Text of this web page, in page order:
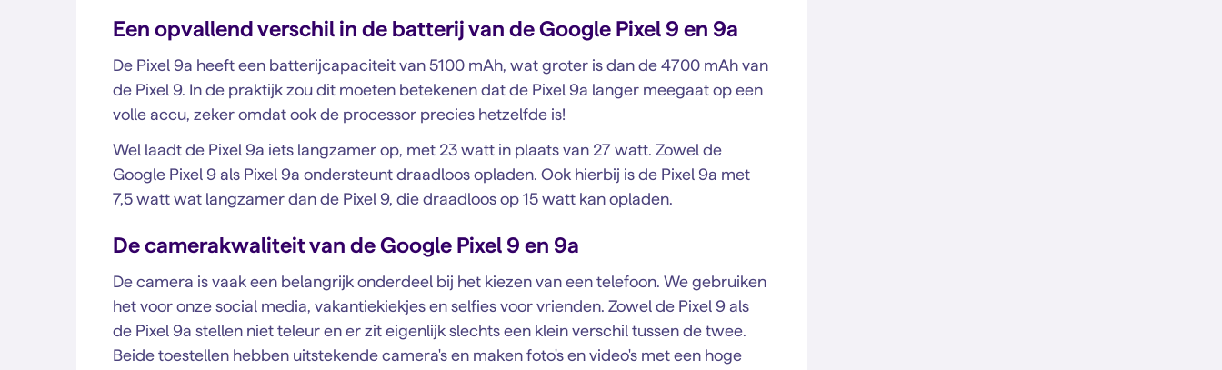
Een opvallend verschil in de batterij van de Google Pixel 9 en 9a
De Pixel 9a heeft een batterijcapaciteit van 5100 mAh, wat groter is dan de 4700 mAh van
de Pixel 9. In de praktijk zou dit moeten betekenen dat de Pixel 9a langer meegaat op een
volle accu, zeker omdat ook de processor precies hetzelfde is!
Wel laadt de Pixel 9a iets langzamer op, met 23 watt in plaats van 27 watt. Zowel de
Google Pixel 9 als Pixel 9a ondersteunt draadloos opladen. Ook hierbij is de Pixel 9a met
7,5 watt wat langzamer dan de Pixel 9, die draadloos op 15 watt kan opladen.
De camerakwaliteit van de Google Pixel 9 en 9a
De camera is vaak een belangrijk onderdeel bij het kiezen van een telefoon. We gebruiken
het voor onze social media, vakantiekiekjes en selfies voor vrienden. Zowel de Pixel 9 als
de Pixel 9a stellen niet teleur en er zit eigenlijk slechts een klein verschil tussen de twee.
Beide toestellen hebben uitstekende camera's en maken foto's en video's met een hoge